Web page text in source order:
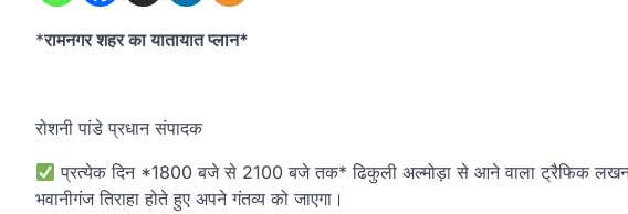
*रामनगर शहर का यातायात प्लान*
रोशनी पांडे प्रधान संपादक
प्रत्येक दिन *1800 बजे से 2100 बजे तक* ढिकुली अल्मोड़ा से आने वाला ट्रैफिक
भवानीगंज तिराहा होते हुए अपने गंतव्य को जाएगा।